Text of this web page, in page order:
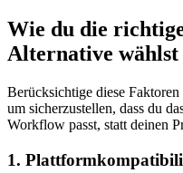
Wie du die
Alternative wählst
Berücksichtige diese
um sicherzustellen, dass du
Workflow passt, statt deinen
1.